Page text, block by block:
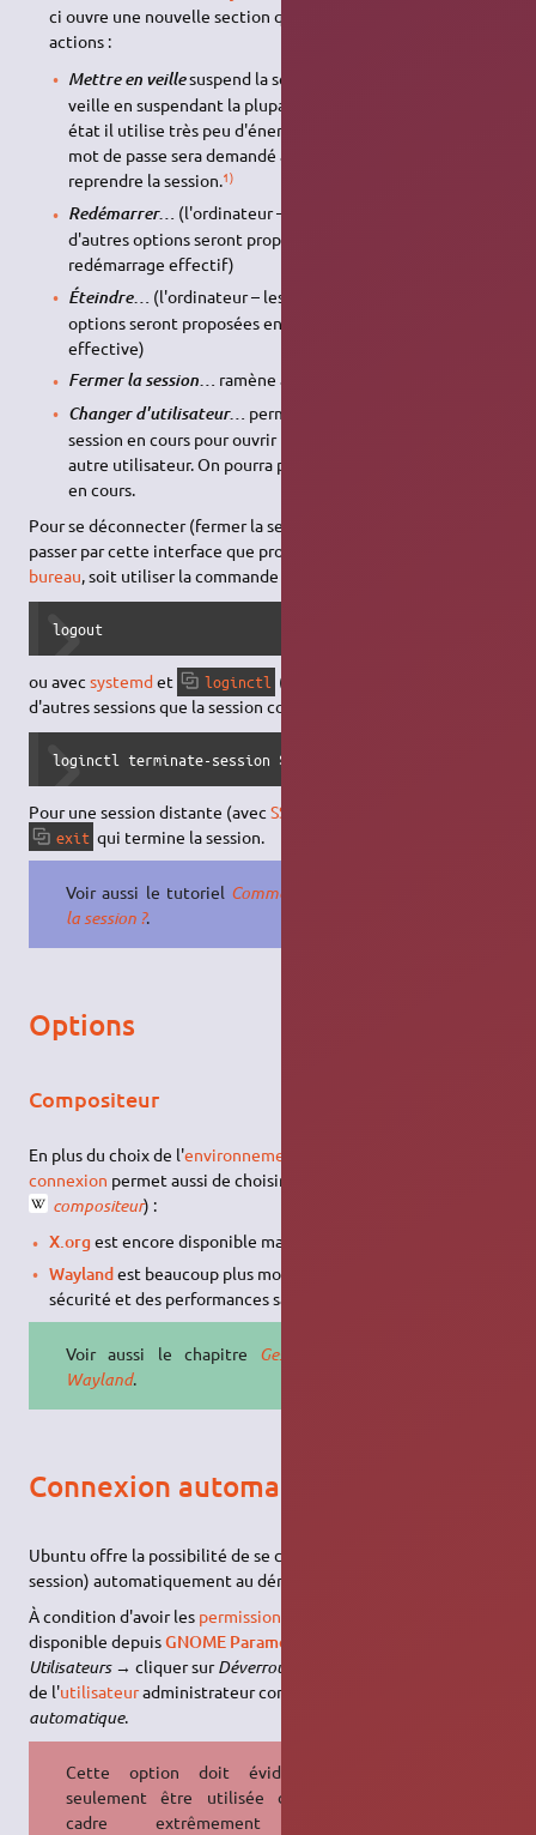
ci ouvre une nouvelle section qui propose différentes
actions :
Mettre en veillesuspend la session et met l'ordinateur en
veille en suspendant la plupart de ses fonctions. Dans cet
état il utilise très peu d'énergie et l'écran est éteint. Le
mot de passe sera demandé à la sortie de veille pour
reprendre la session.1)
Redémarrer… (l'ordinateur – les "…" indiquent que
d'autres options seront proposées ensuite, avant le
redémarrage effectif)
Éteindre… (l'ordinateur – les "…" indiquent que d'autres
options seront proposées ensuite, avant l'extinction
effective)
Fermer la session… ramène à la
Changer d'utilisateur… permet de mettre en pause la
session en cours pour ouvrir une nouvelle session pour un
autre utilisateur. On pourra plus tard reprendre la session
en cours.
Pour se déconnecter (fermer la session) on peut donc soit
passer par cette interface que propose l'
bureau, soit utiliser la commande :
logout
ou avecsystemdet loginctl (qui permet aussi de gérer
d'autres sessions que la session courante) :
loginctl terminate-session $(< /proc/self/sessionid)
Pour une session distante (avecSSH
exit qui termine la session.
Voir aussi le tutoriel Comment clore
la session ?.
Options
Compositeur
En plus du choix de l'environnement de bureau
connexion permet aussi de choisir le serveur d'affichage (ou
compositeur) :
X.orgest encore disponible mais aujourd'hui déprécié
Waylandest beaucoup plus moderne et offre un niveau de
sécurité et des performances satisfaisantes.
Voir aussi le chapitre Gestion de
Wayland.
Connexion automatique
Ubuntu offre la possibilité de se connecter (donc ouvrir une
session) automatiquement au démarrage de l'ordinateur.
À condition d'avoir les permissions administrateur
disponible depuisGNOME Paramètres
Utilisateurs→ cliquer surDéverrouiller
de l'utilisateuradministrateur connecté → activer
automatique.
Cette option doit évidemment
seulement être utilisée dans un
cadre extrêmement